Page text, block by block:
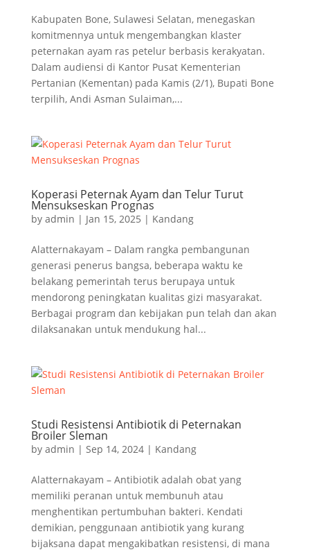
Kabupaten Bone, Sulawesi Selatan, menegaskan
komitmennya untuk mengembangkan klaster
peternakan ayam ras petelur berbasis kerakyatan.
Dalam audiensi di Kantor Pusat Kementerian
Pertanian (Kementan) pada Kamis (2/1), Bupati Bone
terpilih, Andi Asman Sulaiman,...
Koperasi Peternak Ayam dan Telur Turut
Mensukseskan Prognas
by admin | Jan 15, 2025 | Kandang
Alatternakayam – Dalam rangka pembangunan
generasi penerus bangsa, beberapa waktu ke
belakang pemerintah terus berupaya untuk
mendorong peningkatan kualitas gizi masyarakat.
Berbagai program dan kebijakan pun telah dan akan
dilaksanakan untuk mendukung hal...
Studi Resistensi Antibiotik di Peternakan
Broiler Sleman
by admin | Sep 14, 2024| Kandang
Alatternakayam – Antibiotik adalah obat yang
memiliki peranan untuk membunuh atau
menghentikan pertumbuhan bakteri. Kendati
demikian, penggunaan antibiotik yang kurang
bijaksana dapat mengakibatkan resistensi, di mana